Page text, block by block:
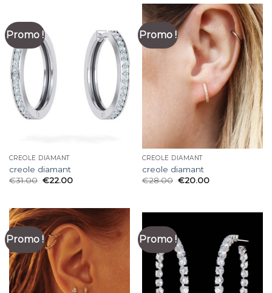
Promo !
CREOLE DIAMANT
creole diamant
€31.00 €22.00
Promo !
CREOLE DIAMANT
creole diamant
€28.00 €20.00
Promo ! Promo !